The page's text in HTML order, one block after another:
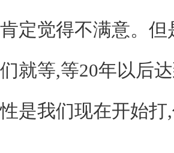
肯定觉得不满意。
们就等,等20年以后
性是我们现在开始